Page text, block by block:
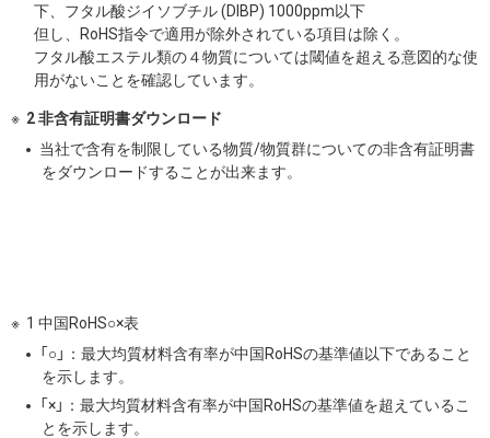
下、フタル酸ジイソブチル (DIBP) 1000ppm以下
但し、RoHS指令で適用が除外されている項目は除く。
フタル酸エステル類の４物質については閾値を超える意図的な使
用がないことを確認しています。
2 非含有証明書ダウンロード
当社で含有を制限している物質/物質群についての非含有証明書
をダウンロードすることが出来ます。
1 中国RoHS○×表
「○」：最大均質材料含有率が中国RoHSの基準値以下であること
を示します。
「×」：最大均質材料含有率が中国RoHSの基準値を超えているこ
とを示します。